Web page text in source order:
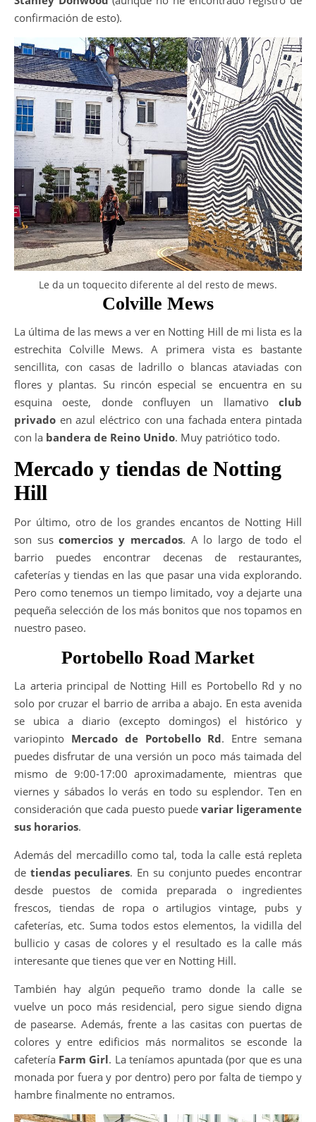
confirmación de esto).
Le da un toquecito diferente al del resto de mews.
Colville Mews
La última de las mews a ver en Notting Hill de mi lista es la
estrechita Colville Mews. A primera vista es bastante
sencillita, con casas de ladrillo o blancas ataviadas con
flores y plantas. Su rincón especial se encuentra en su
esquina oeste, donde confluyen un llamativo club
privado en azul eléctrico con una fachada entera pintada
con la bandera de Reino Unido. Muy patriótico todo.
Mercado y tiendas de Notting
Hill
Por último, otro de los grandes encantos de Notting Hill
son suscomercios y mercados. A lo largo de todo el
barrio puedes encontrar decenas de restaurantes,
cafeterías y tiendas en las que pasar una vida explorando.
Pero como tenemos un tiempo limitado, voy a dejarte una
pequeña selección de los más bonitos que nos topamos en
nuestro paseo.
Portobello Road Market
La arteria principal de Notting Hill es Portobello Rd y no
solo por cruzar el barrio de arriba a abajo. En esta avenida
se ubica a diario (excepto domingos) el histórico y
variopinto Mercado de Portobello Rd. Entre semana
puedes disfrutar de una versión un poco más taimada del
mismo de 9:00-17:00 aproximadamente, mientras que
viernes y sábados lo verás en todo su esplendor. Ten en
consideración que cada puesto puede variar ligeramente
sus horarios.
Además del mercadillo como tal, toda la calle está repleta
de tiendas peculiares. En su conjunto puedes encontrar
desde puestos de comida preparada o ingredientes
frescos, tiendas de ropa o artilugios vintage, pubs y
cafeterías, etc. Suma todos estos elementos, la vidilla del
bullicio y casas de colores y el resultado es la calle más
interesante que tienes que ver en Notting Hill.
También hay algún pequeño tramo donde la calle se
vuelve un poco más residencial, pero sigue siendo digna
de pasearse. Además, frente a las casitas con puertas de
colores y entre edificios más normalitos se esconde la
cafetería Farm Girl. La teníamos apuntada (por que es una
monada por fuera y por dentro) pero por falta de tiempo y
hambre finalmente no entramos.